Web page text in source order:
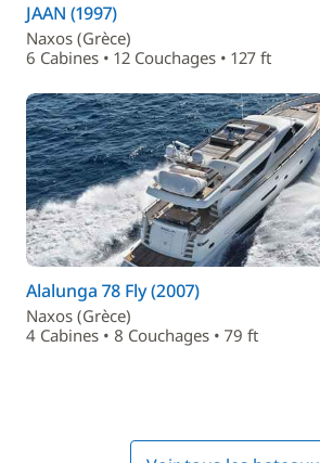
JAAN (1997)
Naxos (Grèce)
6 Cabines • 12 Couchages • 127 ft
Alalunga 78 Fly (2007)
Naxos (Grèce)
4 Cabines • 8 Couchages • 79 ft